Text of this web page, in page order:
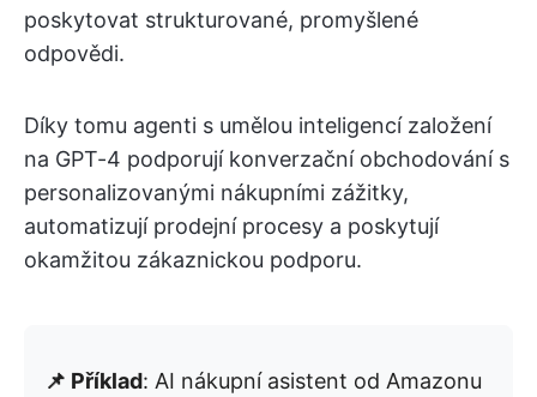
poskytovat strukturované, promyšlené
odpovědi.
Díky tomu agenti s umělou inteligencí založení
na GPT-4 podporují konverzační obchodování s
personalizovanými nákupními zážitky,
automatizují prodejní procesy a poskytují
okamžitou zákaznickou podporu.
📌 Příklad: AI nákupní asistent od Amazonu